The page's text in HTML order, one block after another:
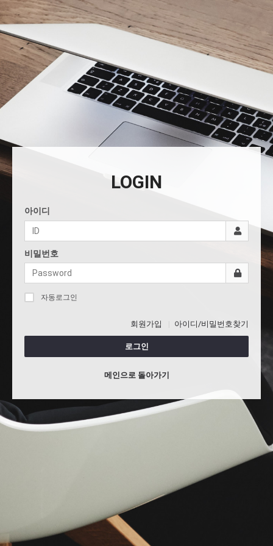
LOGIN
아이디
비밀번호
자동로그인
회원가입 아이디/비밀번호찾기
로그인
메인으로 돌아가기